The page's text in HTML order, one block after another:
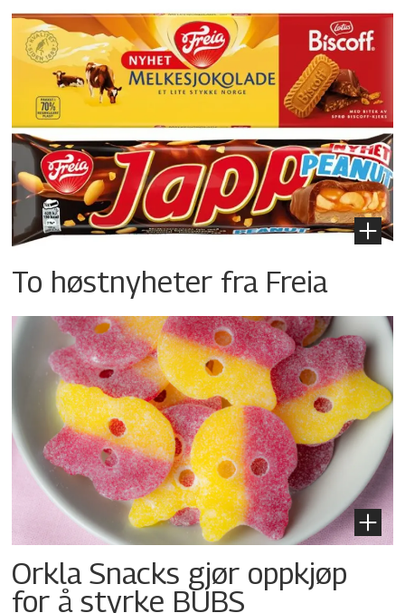
To høstnyheter fra Freia
Orkla Snacks gjør oppkjøp
for å styrke BUBS